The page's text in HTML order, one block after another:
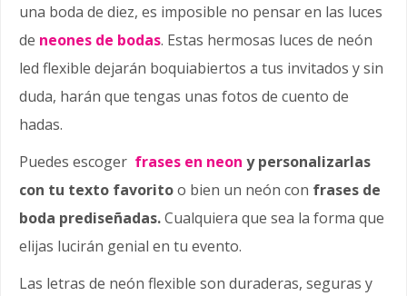
una boda de diez, es imposible no pensar en las luces
de neones de bodas. Estas hermosas luces de neón
led flexible dejarán boquiabiertos a tus invitados y sin
duda, harán que tengas unas fotos de cuento de
hadas.
Puedes escoger frases en neon y personalizarlas
con tu texto favoritoo bien un neón con frases de
boda prediseñadas.Cualquiera que sea la forma que
elijas lucirán genial en tu evento.
Las letras de neón flexible son duraderas, seguras y